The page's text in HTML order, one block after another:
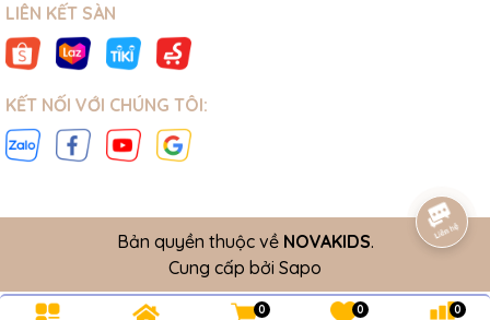
LIÊN KẾT SÀN
KẾT NỐI VỚI CHÚNG TÔI:
Bản quyền thuộc về NOVAKIDS.
Cung cấp bởi Sapo
0 0 0